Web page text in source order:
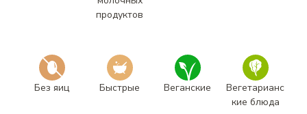
продуктов
Без яиц Быстрые Веганские
Вегетарианс
кие блюда